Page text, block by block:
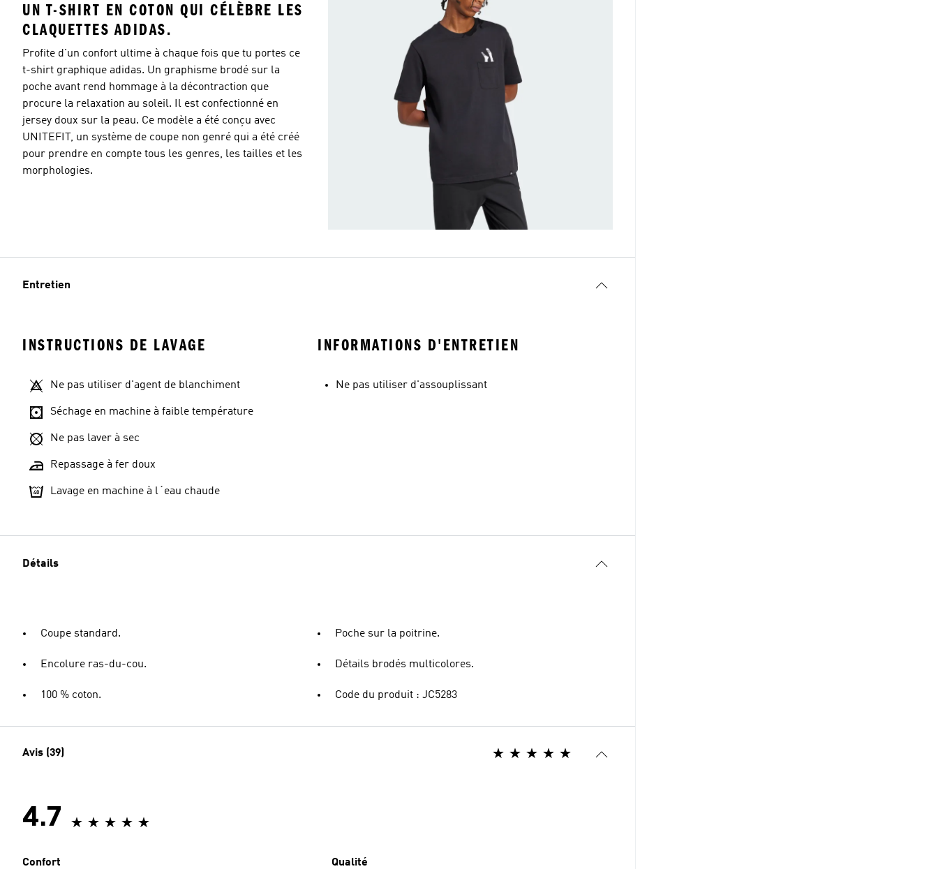
Taille du modèle
UN T-SHIRT EN COTON QUI CÉLÈBRE LES
CLAQUETTES ADIDAS.
Profite d'un confort ultime à chaque fois que tu portes ce
t-shirt graphique adidas. Un graphisme brodé sur la
poche avant rend hommage à la décontraction que
procure la relaxation au soleil. Il est confectionné en
jersey doux sur la peau. Ce modèle a été conçu avec
UNITEFIT, un système de coupe non genré qui a été créé
pour prendre en compte tous les genres, les tailles et les
morphologies.
Entretien
INSTRUCTIONS DE LAVAGE
Ne pas utiliser d'agent de blanchiment
Séchage en machine à faible température
Ne pas laver à sec
Repassage à fer doux
Lavage en machine à l´eau chaude
INFORMATIONS D'ENTRETIEN
Ne pas utiliser d'assouplissant
Détails
Coupe standard.
Encolure ras-du-cou.
100 % coton.
Poche sur la poitrine.
Détails brodés multicolores.
Code du produit : JC5283
Avis (39)
4.7
Confort Qualité